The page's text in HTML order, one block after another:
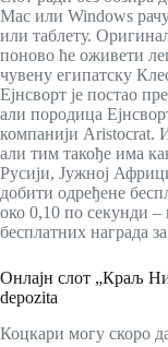
Mac или Windows
или таблету.
поново ће оживети
чувену египатску
Ејнсворт је постао
али породица
компанији Aristocrat.
али тим такође има
Русији, Јужној
добити одређене
око 0,10 по секунди –
бесплатних награда
Онлајн слот „Краљ
depozita
Коцкари могу скоро